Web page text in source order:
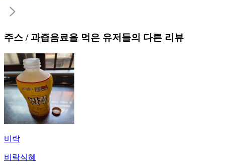
주스 / 과즙음료을 먹은 유저들의 다른 리뷰
비락
비락식혜